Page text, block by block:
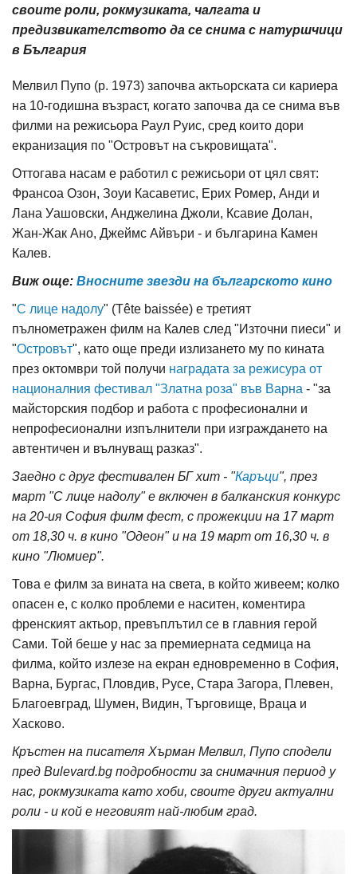
своите роли, рокмузиката, чалгата и
предизвикателството да се снима с натуршчици
в България
Мелвил Пупо (р. 1973) започва актьорската си кариера
на 10-годишна възраст, когато започва да се снима във
филми на режисьора Раул Руис, сред които дори
екранизация по "Островът на съкровищата".
Оттогава насам е работил с режисьори от цял свят:
Франсоа Озон, Зоуи Касаветис, Ерих Ромер, Анди и
Лана Уашовски, Анджелина Джоли, Ксавие Долан,
Жан-Жак Ано, Джеймс Айвъри - и българина Камен
Калев.
Виж още: Вносните звезди на българското кино
"С лице надолу" (Tête baissée) е третият
пълнометражен филм на Калев след "Източни пиеси" и
"Островът", като още преди излизането му по кината
през октомври той получи наградата за режисура от
националния фестивал "Златна роза" във Варна - "за
майсторския подбор и работа с професионални и
непрофесионални изпълнители при изграждането на
автентичен и вълнуващ разказ".
Заедно с друг фестивален БГ хит - "Каръци", през
март "С лице надолу" е включен в балканския конкурс
на 20-ия София филм фест, с прожекции на 17 март
от 18,30 ч. в кино "Одеон" и на 19 март от 16,30 ч. в
кино "Люмиер".
Това е филм за вината на света, в който живеем; колко
опасен е, с колко проблеми е наситен, коментира
френският актьор, превъплътил се в главния герой
Сами. Той беше у нас за премиерната седмица на
филма, който излезе на екран едновременно в София,
Варна, Бургас, Пловдив, Русе, Стара Загора, Плевен,
Благоевград, Шумен, Видин, Търговище, Враца и
Хасково.
Кръстен на писателя Хърман Мелвил, Пупо сподели
пред Bulevard.bg подробности за снимачния период у
нас, рокмузиката като хоби, своите други актуални
роли - и кой е неговият най-любим град.